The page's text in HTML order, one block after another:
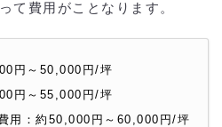
て費用がことなります。
円～50,000円/坪
円～55,000円/坪
用：約50,000円～60,000円/坪